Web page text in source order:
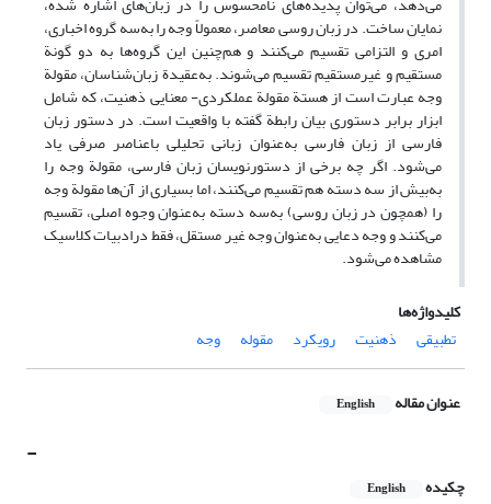
نمایان ساخت. در زبان روسی معاصر، معمولاً وجه را به‌سه گروه اخباری،
امری و التزامی تقسیم می‌کنند و هم‌چنین این گروه‌ها به دو گونة
مستقیم و غیرمستقیم تقسیم می‌شوند. به‌عقیدة زبان‌شناسان، مقولة
وجه عبارت است از هستة مقولة عملکردی- معنایی ذهنیت، که شامل
ابزار برابر دستوری بیان رابطة گفته با واقعیت است. در دستور زبان
فارسی از زبان فارسی به‌عنوان زبانی تحلیلی باعناصر صرفی یاد
می‌شود. اگر چه برخی از دستور‌نویسان زبان فارسی، مقولة وجه را
به‌بیش از سه دسته هم تقسیم می‌کنند، اما بسیاری از آن‌ها مقولة وجه
را (همچون در زبان روسی) به‌سه دسته به‌عنوان وجوه اصلی، تقسیم
می‌کنند و وجه دعایی به‌عنوان وجه غیر مستقل، فقط درادبیات کلاسیک
مشاهده می‌شود.
کلیدواژه‌ها
تطبیقی
ذهنیت رویکرد مقوله وجه
عنوان مقاله English
-
چکیده English